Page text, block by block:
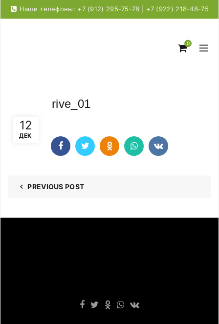
Наши телефоны: +7 (912) 295-75-78 | +7 (922) 218-48-75
0
12
ДЕК
rive_01
PREVIOUS POST